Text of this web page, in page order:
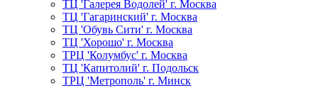
ТЦ 'Галерея Водолей' г. Москва
ТЦ 'Гагаринский' г. Москва
ТЦ 'Обувь Сити' г. Москва
ТЦ 'Хорошо' г. Москва
ТРЦ 'Колумбус' г. Москва
ТЦ 'Капитолий' г. Подольск
ТРЦ 'Метрополь' г. Минск